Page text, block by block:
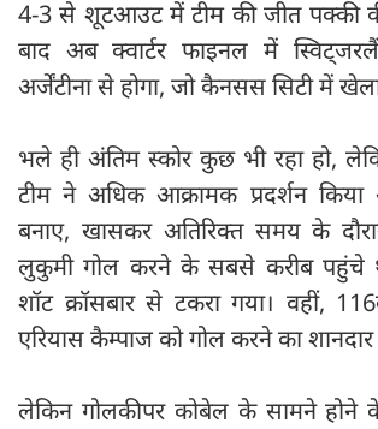
4-3 से शूटआउट में टीम की जीत पक्की
बाद अब क्वार्टर फाइनल में
अर्जेंटीना से होगा, जो कैनसस सिटी में
भले ही अंतिम स्कोर कुछ भी रहा हो,
टीम ने अधिक आक्रामक प्रदर्शन
बनाए, खासकर अतिरिक्त समय के
लुकुमी गोल करने के सबसे करीब पहुंचे
शॉट क्रॉसबार से टकरा गया। वहीं,
एरियास कैम्पाज को गोल करने का शानदार
लेकिन गोलकीपर कोबेल के सामने होने